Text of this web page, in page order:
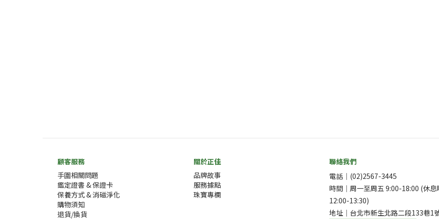
顧客服務
手圍相關問題
鑑定證書 & 保證卡
保養方式 & 消磁淨化
購物須知
退貨/換貨
關於正佳
品牌故事
服務據點
珠寶專欄
聯絡我們
電話｜(02)2567-3445
時間｜周一至周五 9:00-18:00 (休息
12:00-13:30)
地址｜台北市新生北路二段133巷1